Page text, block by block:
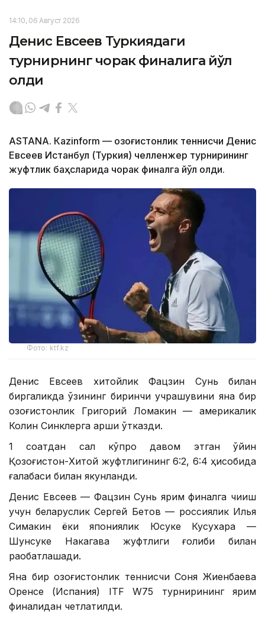
14:10, 06 Август 2026
Денис Евсеев Туркиядаги
турнирнинг чорак финалига йўл
олди
ASTANА. Кazinform — Қозоғистонлик теннисчи Денис
Евсеев Истанбул (Туркия) челленжер турнирининг
жуфтлик баҳсларида чорак финалга йўл олди.
Фото: ktf.kz
Денис Евсеев хитойлик Фацзин Сунь билан
биргаликда ўзининг биринчи учрашувини яна бир
қозоғистонлик Григорий Ломакин — америкалик
Колин Синклерга қарши ўтказди.
1 соатдан сал кўпроқ давом этган ўйин
Қозоғистон-Хитой жуфтлигининг 6:2, 6:4 ҳисобида
ғалабаси билан якунланди.
Денис Евсеев — Фацзин Сунь ярим финалга чиқиш
учун беларуслик Сергей Бетов — россиялик Илья
Симакин ёки япониялик Юсуке Кусухара —
Шунсуке Накагава жуфтлиги ғолиби билан
рақобатлашади.
Яна бир қозоғистонлик теннисчи Соня Жиенбаева
Оренсе (Испания) ITF W75 турнирининг ярим
финалидан четлатилди.